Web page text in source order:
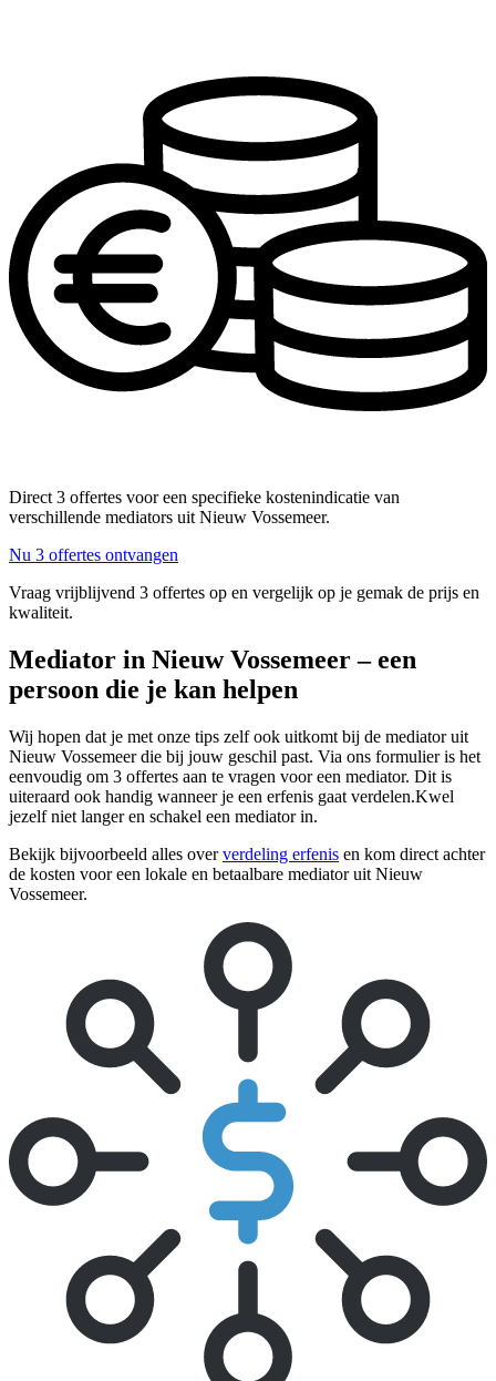
Direct 3 offertes voor een specifieke kostenindicatie van
verschillende mediators uit Nieuw Vossemeer.
Nu 3 offertes ontvangen
Vraag vrijblijvend 3 offertes op en vergelijk op je gemak de prijs en
kwaliteit.
Mediator in Nieuw Vossemeer – een
persoon die je kan helpen
Wij hopen dat je met onze tips zelf ook uitkomt bij de mediator uit
Nieuw Vossemeer die bij jouw geschil past. Via ons formulier is het
eenvoudig om 3 offertes aan te vragen voor een mediator. Dit is
uiteraard ook handig wanneer je een erfenis gaat verdelen.Kwel
jezelf niet langer en schakel een mediator in.
Bekijk bijvoorbeeld alles oververdeling erfenis en kom direct achter
de kosten voor een lokale en betaalbare mediator uit Nieuw
Vossemeer.